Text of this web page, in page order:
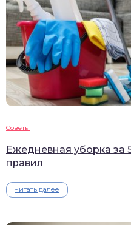
Советы
Ежедневная уборка за
правил
Читать далее